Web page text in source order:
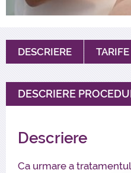
DESCRIERE TARIFE
DESCRIERE
Descriere
Ca urmare a